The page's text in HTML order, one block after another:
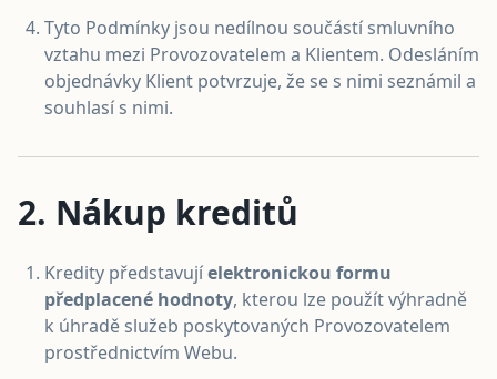
Tyto Podmínky jsou nedílnou součástí smluvního
vztahu mezi Provozovatelem a Klientem. Odesláním
objednávky Klient potvrzuje, že se s nimi seznámil a
souhlasí s nimi.
2. Nákup kreditů
Kredity představujíelektronickou formu
předplacené hodnoty, kterou lze použít výhradně
k úhradě služeb poskytovaných Provozovatelem
prostřednictvím Webu.